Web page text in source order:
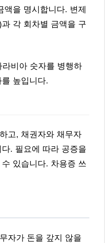
액을 명시합니다. 변제
각 회차별 금액을 구
비아 숫자를 병행하
높입니다.
고, 채권자와 채무자
. 필요에 따라 공증을
있습니다. 차용증 쓰
자가 돈을 갚지 않을